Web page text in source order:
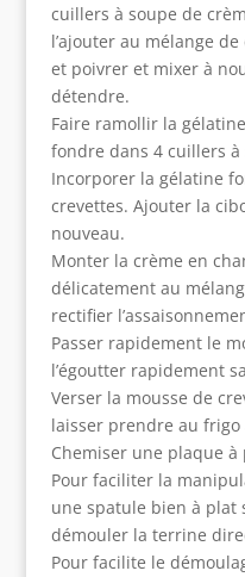
cuillers à soupe de
l’ajouter au mélange
et poivrer et mixer à
détendre.
Faire ramollir la
fondre dans 4 cuillers à
Incorporer la gélatine
crevettes. Ajouter la
nouveau.
Monter la crème en
délicatement au
rectifier
Passer rapidement le
l’égoutter rapidement
Verser la mousse de
laisser prendre au
Chemiser une plaque
Pour faciliter la
une spatule bien à plat
démouler la terrine
Pour facilite le